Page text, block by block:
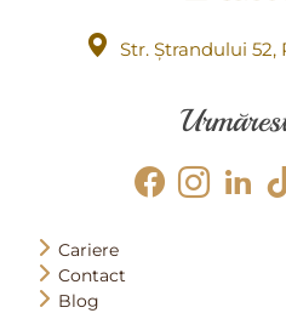
Str. Ștrandului
Cariere
Contact
Blog